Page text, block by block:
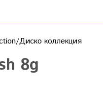
Диско коллекция
8g